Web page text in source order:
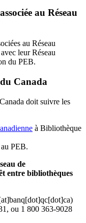
au Réseau
au Réseau
leur Réseau
du PEB.
Canada
doit suivre les
à Bibliothèque
au PEB.
de
entre bibliothèques
)
ou 1 800 363-9028